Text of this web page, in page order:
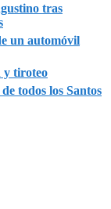
tras
un automóvil
y tiroteo
todos los Santos